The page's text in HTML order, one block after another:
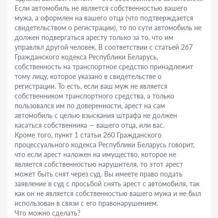
Если автомобиль не является собственностью вашего
мужа, а оформлен на вашего отца (что подтверждается
свидетельством о регистрации), то по сути автомобиль не
должен подвергаться аресту только за то, что им
управлял другой человек. В соответствии с статьей 267
Гражданского кодекса Республики Беларусь,
собственность на транспортное средство принадлежит
тому лицу, которое указано в свидетельстве о
регистрации. То есть, если ваш муж не является
собственником транспортного средства, а только
пользовался им по доверенности, арест на сам
автомобиль с целью взыскания штрафа не должен
касаться собственника — вашего отца, или вас.
Кроме того, пункт 1 статьи 260 Гражданского
процессуального кодекса Республики Беларусь говорит,
что если арест наложен на имущество, которое не
является собственностью нарушителя, то этот арест
может быть снят через суд. Вы имеете право подать
заявление в суд с просьбой снять арест с автомобиля, так
как он не является собственностью вашего мужа и не был
использован в связи с его правонарушением.
Что можно сделать?